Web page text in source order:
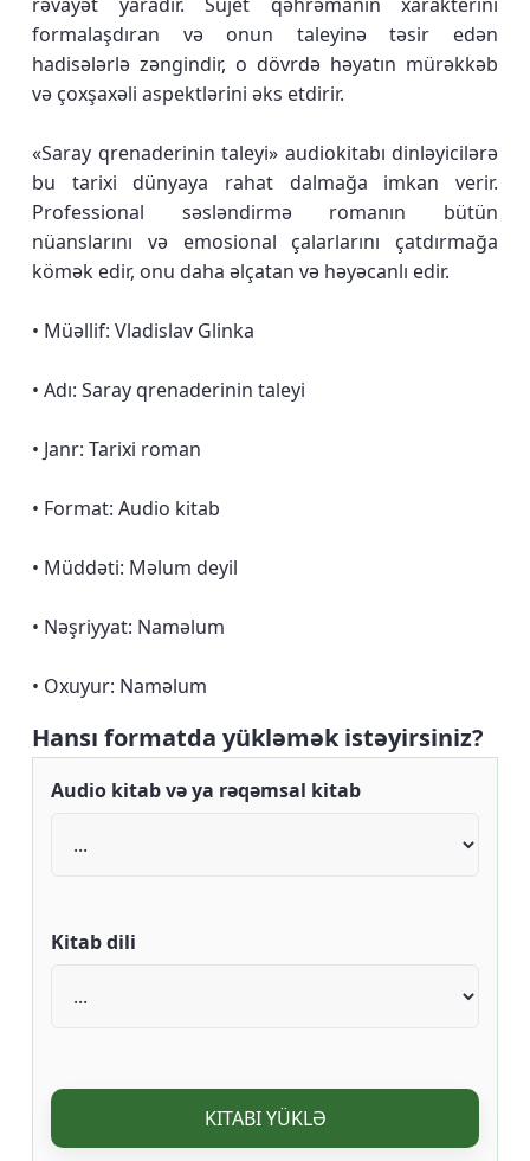
formalaşdıran və onun taleyinə təsir edən
hadisələrlə zəngindir, o dövrdə həyatın mürəkkəb
və çoxşaxəli aspektlərini əks etdirir.
«Saray qrenaderinin taleyi» audiokitabı dinləyicilərə
bu tarixi dünyaya rahat dalmağa imkan verir.
Professional səsləndirmə romanın bütün
nüanslarını və emosional çalarlarını çatdırmağa
kömək edir, onu daha əlçatan və həyəcanlı edir.
• Müəllif: Vladislav Glinka
• Adı: Saray qrenaderinin taleyi
• Janr: Tarixi roman
• Format: Audio kitab
• Müddəti: Məlum deyil
• Nəşriyyat: Naməlum
• Oxuyur: Naməlum
Hansı formatda yükləmək istəyirsiniz?
Audio kitab və ya rəqəmsal kitab
Kitab dili
KITABI YÜKLƏ